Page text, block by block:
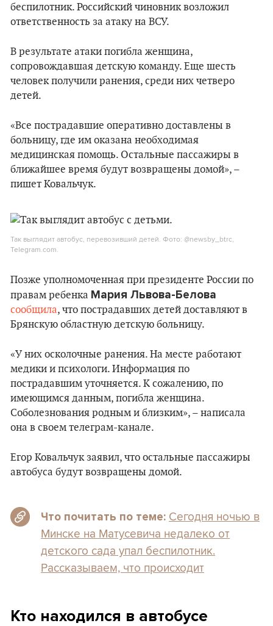
беспилотник. Российский чиновник возложил
ответственность за атаку на ВСУ.
В результате атаки погибла женщина,
сопровождавшая детскую команду. Еще шесть
человек получили ранения, среди них четверо
детей.
«Все пострадавшие оперативно доставлены в
больницу, где им оказана необходимая
медицинская помощь. Остальные пассажиры в
ближайшее время будут возвращены домой», –
пишет Ковальчук.
Так выглядит автобус, перевозивший детей. Фото: @newsby_btrc,
Telegram.com.
Позже уполномоченная при президенте России по
правам ребенка Мария Львова-Белова
сообщила, что пострадавших детей доставляют в
Брянскую областную детскую больницу.
«У них осколочные ранения. На месте работают
медики и психологи. Информация по
пострадавшим уточняется. К сожалению, по
имеющимся данным, погибла женщина.
Соболезнования родным и близким», – написала
она в своем телеграм-канале.
Егор Ковальчук заявил, что остальные пассажиры
автобуса будут возвращены домой.
Что почитать по теме: Сегодня ночью в
Минске на Матусевича недалеко от
детского сада упал беспилотник.
Рассказываем, что происходит
Кто находился в автобусе